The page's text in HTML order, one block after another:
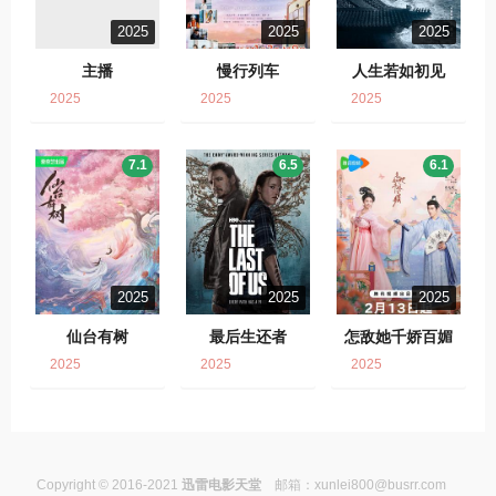
2025
主播
2025
2025
慢行列车
2025
2025
人生若如初见
2025
2025
仙台有树
7.1
2025
2025
最后生还者
6.5
2025
2025
怎敌她千娇百媚
6.1
2025
Copyright © 2016-2021 迅雷电影天堂 邮箱： xunlei800@busrr.com